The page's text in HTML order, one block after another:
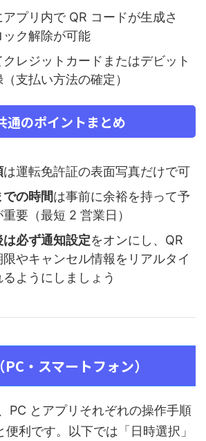
プリ内で QR コードが生成さ
ク解除が可能
レジットカードまたはデビット
支払い方法の確定）
通のポイントまとめ
は運転免許証の表面写真だけで可
での時間は事前に余裕を持って予
要（最短 2 営業日）
必ず通知設定をオンにし、QR
やキャンセル情報をリアルタイ
ようにしましょう
・スマートフォン）
PC とアプリそれぞれの操作手順
便利です。以下では「日時選択」